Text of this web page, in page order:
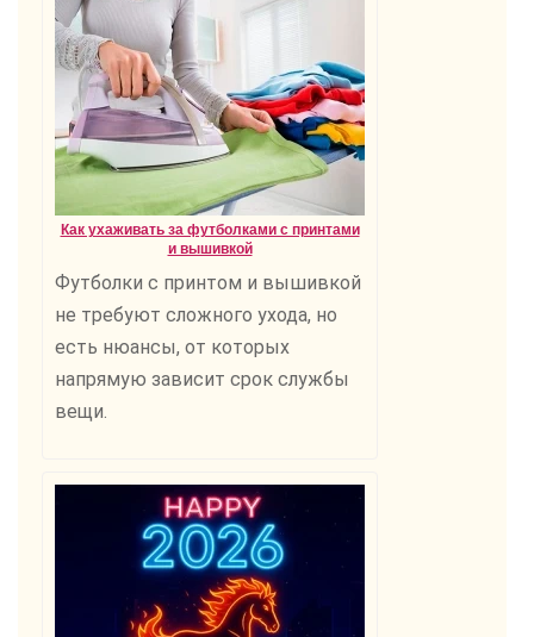
Как ухаживать за футболками с принтами
и вышивкой
Футболки с принтом и вышивкой
не требуют сложного ухода, но
есть нюансы, от которых
напрямую зависит срок службы
вещи.